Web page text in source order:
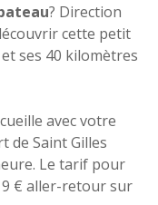
? Direction
cette petit
ses 40 kilomètres
avec votre
de Saint Gilles
Le tarif pour
€ aller-retour sur